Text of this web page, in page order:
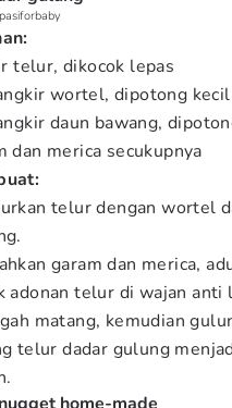
telur, dikocok lepas
wortel, dipotong kecil
daun bawang,
dan merica secukupnya
telur dengan wortel
garam dan merica,
adonan telur di wajan anti
matang, kemudian
telur dadar gulung